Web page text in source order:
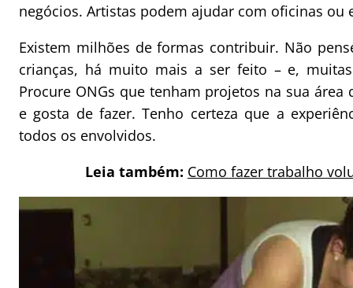
negócios. Artistas podem ajudar com oficinas ou
Existem milhões de formas contribuir. Não
crianças, há muito mais a ser feito – e,
Procure ONGs que tenham projetos na sua
e gosta de fazer. Tenho certeza que a
todos os envolvidos.
Leia também: Como fazer trabalho